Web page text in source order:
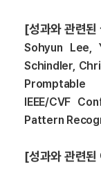
[성과와 관련된
Sohyun Lee,
Schindler,
IEEE/CVF
Pattern
[성과와 관련된